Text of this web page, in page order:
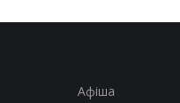
Афіша